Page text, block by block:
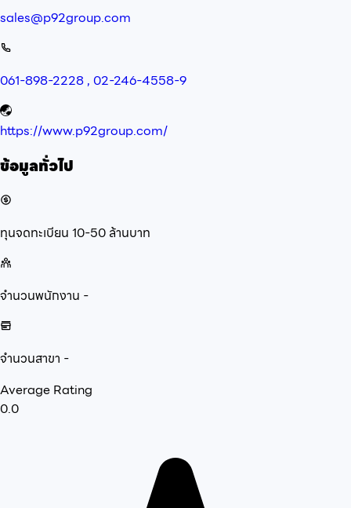
sales@p92group.com
061-898-2228 , 02-246-4558-9
https://www.p92group.com/
ข้อมูลทั่วไป
ทุนจดทะเบียน 10-50 ล้านบาท
จำนวนพนักงาน -
จำนวนสาขา -
Average Rating
0.0